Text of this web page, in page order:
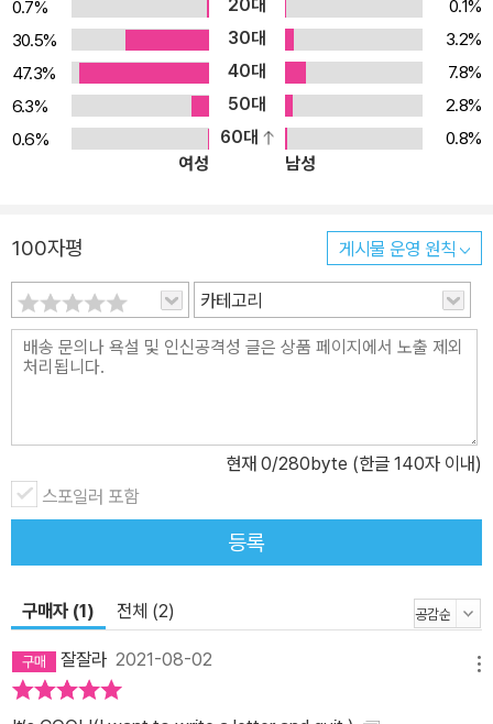
0.7% 20대
0.1%
30.5%
30대
3.2%
47.3%
40대
7.8%
6.3%
50대
2.8%
0.6%
60대
0.8%
여성
남성
100자평 게시물 운영 원칙
카테고리
현재 0/280byte (한글 140자 이내)
스포일러 포함
등록
구매자 (1) 전체 (2)
잘잘라 2021-08-02